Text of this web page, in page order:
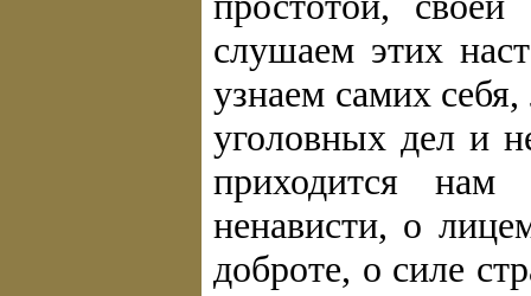
слушаем этих
узнаем самих
уголовных дел и
приходится
ненависти, о
доброте, о силе